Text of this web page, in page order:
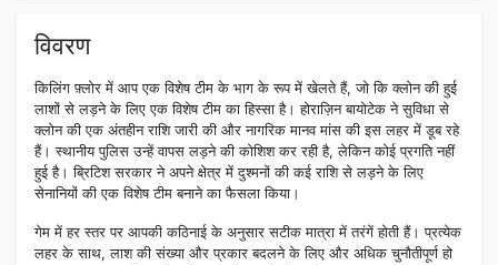
विवरण
किलिंग फ़्लोर में आप एक विशेष टीम के भाग के रूप में खेलते हैं, जो कि क्लोन की हुई
लाशों से लड़ने के लिए एक विशेष टीम का हिस्सा है। होराज़िन बायोटेक ने सुविधा से
क्लोन की एक अंतहीन राशि जारी की और नागरिक मानव मांस की इस लहर में डूब रहे
हैं। स्थानीय पुलिस उन्हें वापस लड़ने की कोशिश कर रही है, लेकिन कोई प्रगति नहीं
हुई है। ब्रिटिश सरकार ने अपने क्षेत्र में दुश्मनों की कई राशि से लड़ने के लिए
सेनानियों की एक विशेष टीम बनाने का फैसला किया।
गेम में हर स्तर पर आपकी कठिनाई के अनुसार सटीक मात्रा में तरंगें होती हैं। प्रत्येक
लहर के साथ, लाश की संख्या और प्रकार बदलने के लिए और अधिक चुनौतीपूर्ण हो